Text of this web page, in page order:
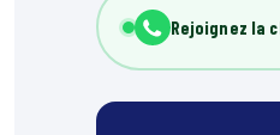
Rejoignez la